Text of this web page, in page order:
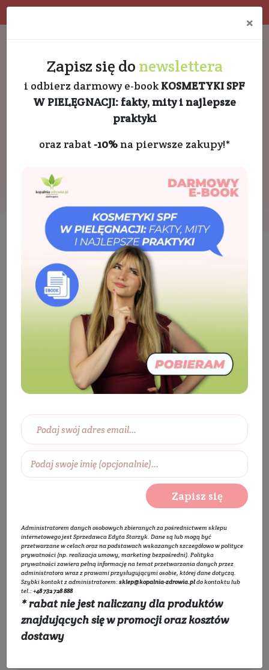
Eko dom
Ekologiczne środki czystości
Sprzątanie
Sprzątanie
Wybierz zakres cen:
0 zł 450 zł
Wybierz producentów:
Wybierz kategorie:
Rozwiń listę
Filtruj
×
Zapisz się do newslettera
i odbierz darmowy e-book KOSMETYKI SPF
W PIELĘGNACJI: fakty, mity i najlepsze
praktyki
oraz rabat -10%na pierwsze zakupy!*
Zapisz się
Administratorem danych osobowych zbieranych za pośrednictwem sklepu
internetowego jest Sprzedawca Edyta Starzyk. Dane są lub mogą być
przetwarzane w celach oraz na podstawach wskazanych szczegółowo wpolityce
prywatności (np. realizacja umowy, marketing bezpośredni). Polityka
prywatnościzawiera pełną informację na temat przetwarzania danych przez
administratora wraz z prawami przysługującymi osobie, której dane dotyczą.
Szybki kontakt z administratorem:sklep@kopalnia-zdrowia.pldo kontaktu lub
tel.:+48 732 728 888
* rabat nie jest naliczany dla produktów
znajdujących się w promocji oraz kosztów
dostawy